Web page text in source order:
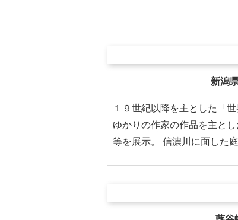
新潟
１９世紀以降を主とした「
ゆかりの作家の作品を主と
等を展示。 信濃川に面した